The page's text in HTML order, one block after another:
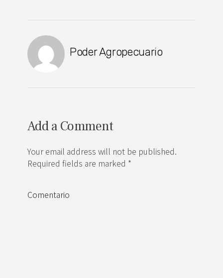
Poder Agropecuario
Add a Comment
Your email address will not be published.
Required fields are marked *
Comentario